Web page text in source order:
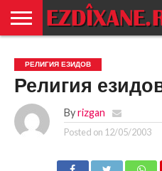
ЕЗИДИЗМ
НОВОСТИ
ИСТОРИЯ
КУЛЬТУРА
КОНТАКТ
РЕЛИГИЯ ЕЗИДОВ
Религия
By rizgan
Posted on 12/05/2003